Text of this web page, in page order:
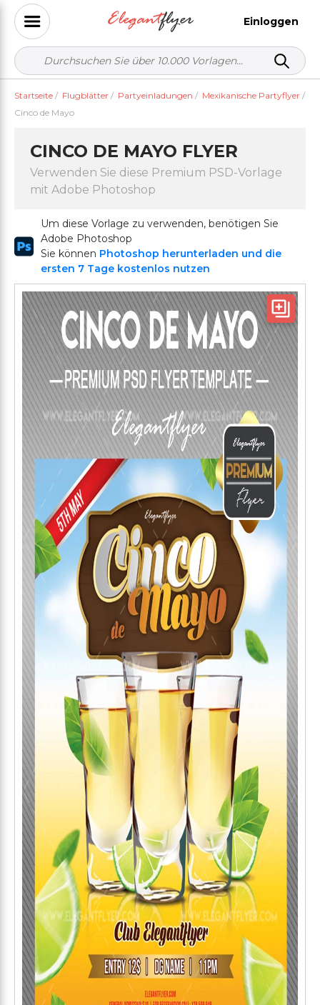
Einloggen
Startseite / Flugblätter / Partyeinladungen / Mexikanische Partyflyer /
Cinco de Mayo
CINCO DE MAYO FLYER
Verwenden Sie diese Premium PSD-Vorlage
mit Adobe Photoshop
Um diese Vorlage zu verwenden, benötigen Sie
Adobe Photoshop
Sie können Photoshop herunterladen und die
ersten 7 Tage kostenlos nutzen